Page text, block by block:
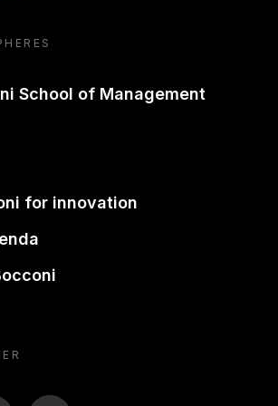
School of Management
for innovation